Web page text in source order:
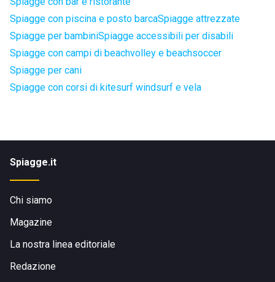
Spiagge con piscina e posto barcaSpiagge attrezzate
Spiagge per bambiniSpiagge accessibili per disabili
Spiagge con campi di beachvolley e beachsoccer
Spiagge per cani
Spiagge con corsi di kitesurf windsurf e vela
Spiagge.it
Chi siamo
Magazine
La nostra linea editoriale
Redazione